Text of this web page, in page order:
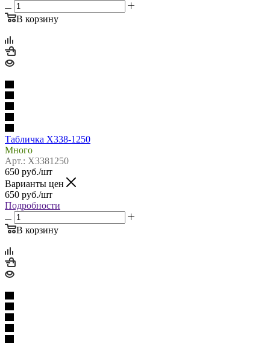
В корзину
Табличка Х338-1250
Много
Арт.: Х3381250
650 руб./шт
Варианты цен
650 руб./шт
Подробности
В корзину